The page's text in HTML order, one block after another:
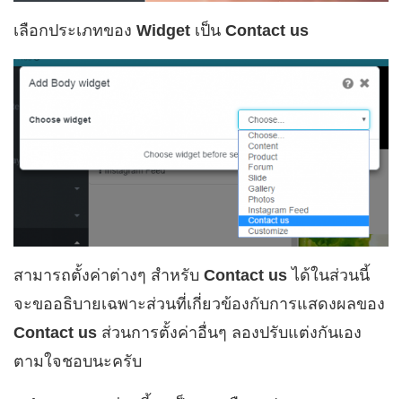
เลือกประเภทของ Widget เป็น Contact us
สามารถตั้งค่าต่างๆ สำหรับ Contact usได้ในส่วนนี้
จะขออธิบายเฉพาะส่วนที่เกี่ยวข้องกับการแสดงผลของ
Contact us ส่วนการตั้งค่าอื่นๆ ลองปรับแต่งกันเอง
ตามใจชอบนะครับ